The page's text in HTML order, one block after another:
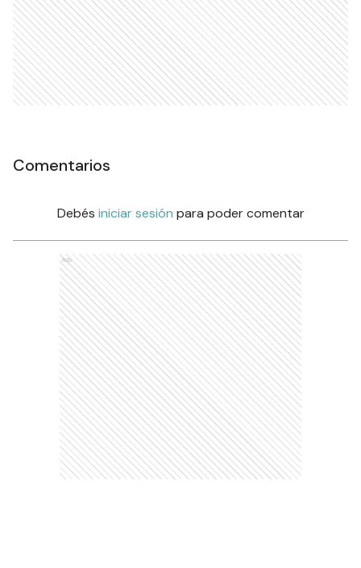
Comentarios
Debés iniciar sesión para poder comentar
Ads